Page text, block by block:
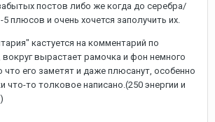
постов либо же когда до серебра/
5 плюсов и очень хочется заполучить их.
кастуется на комментарий по
вырастает рамочка и фон немного
что его заметят и даже плюсанут, особенно
что-то толковое написано.(250 энергии и